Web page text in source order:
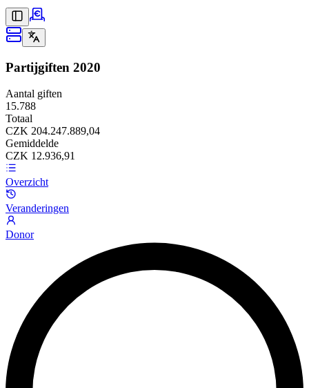
Partijgiften 2020
Aantal giften
15.788
Totaal
CZK 204.247.889,04
Gemiddelde
CZK 12.936,91
Overzicht
Veranderingen
Donor